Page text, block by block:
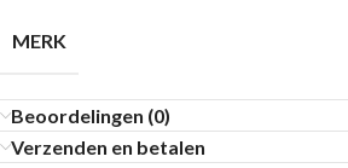
MERK
Beoordelingen (0)
Verzenden en betalen